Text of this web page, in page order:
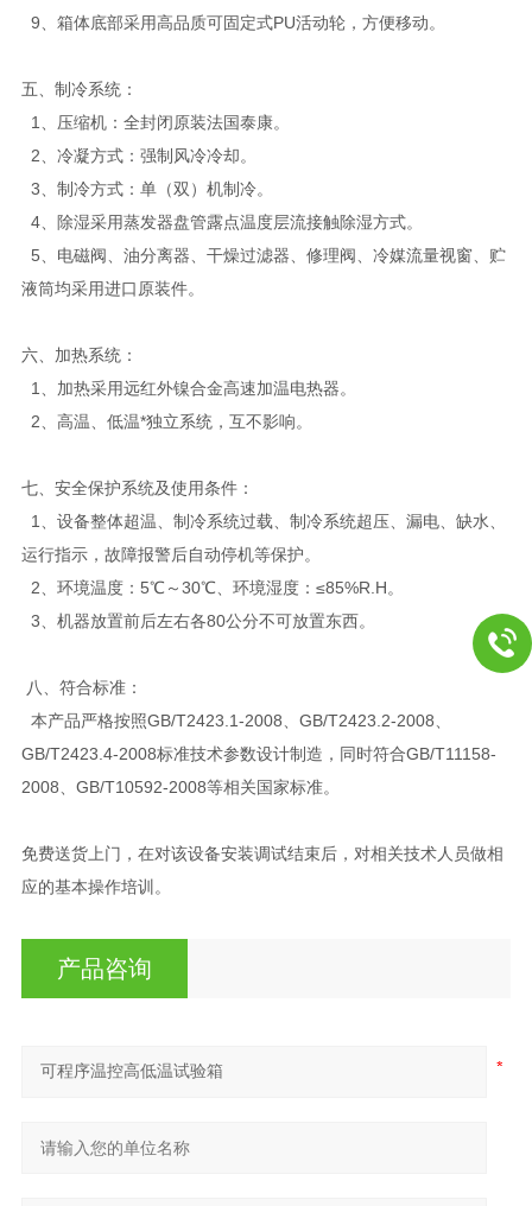
9、箱体底部采用高品质可固定式PU活动轮，方便移动。
五、制冷系统：
1、压缩机：全封闭原装法国泰康。
2、冷凝方式：强制风冷冷却。
3、制冷方式：单（双）机制冷。
4、除湿采用蒸发器盘管露点温度层流接触除湿方式。
5、电磁阀、油分离器、干燥过滤器、修理阀、冷媒流量视窗、贮
液筒均采用进口原装件。
六、加热系统：
1、加热采用远红外镍合金高速加温电热器。
2、高温、低温*独立系统，互不影响。
七、安全保护系统及使用条件：
1、设备整体超温、制冷系统过载、制冷系统超压、漏电、缺水、
运行指示，故障报警后自动停机等保护。
2、环境温度：5℃～30℃、环境湿度：≤85%R.H。
3、机器放置前后左右各80公分不可放置东西。
八、 符合标准：
本产品严格按照GB/T2423.1-2008、GB/T2423.2-2008、
GB/T2423.4-2008标准技术参数设计制造，同时符合GB/T11158-
2008、GB/T10592-2008等相关国家标准。
免费送货上门，在对该设备安装调试结束后，对相关技术人员做相
应的基本操作培训。
产品咨询